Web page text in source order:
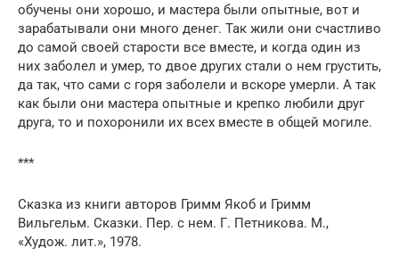
обучены они хорошо, и мастера были опытные, вот и
зарабатывали они много денег. Так жили они счастливо
до самой своей старости все вместе, и когда один из
них заболел и умер, то двое других стали о нем грустить,
да так, что сами с горя заболели и вскоре умерли. А так
как были они мастера опытные и крепко любили друг
друга, то и похоронили их всех вместе в общей могиле.
***
Сказка из книги авторов Гримм Якоб и Гримм
Вильгельм. Сказки. Пер. с нем. Г. Петникова. М.,
«Худож. лит.», 1978.